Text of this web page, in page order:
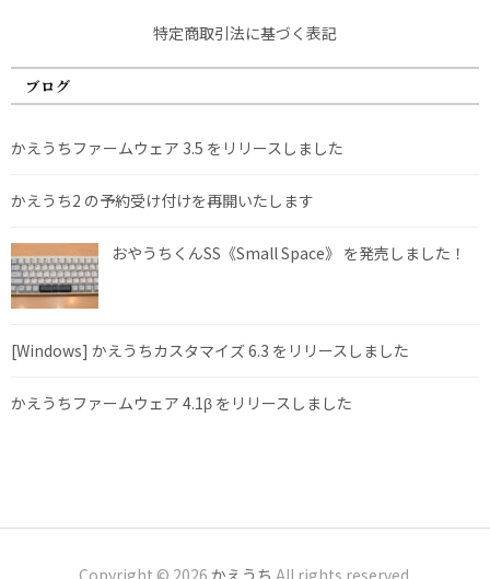
特定商取引法に基づく表記
ブログ
かえうちファームウェア 3.5 をリリースしました
かえうち2 の予約受け付けを再開いたします
おやうちくんSS《Small Space》 を発売しました！
[Windows] かえうちカスタマイズ 6.3 をリリースしました
かえうちファームウェア 4.1β をリリースしました